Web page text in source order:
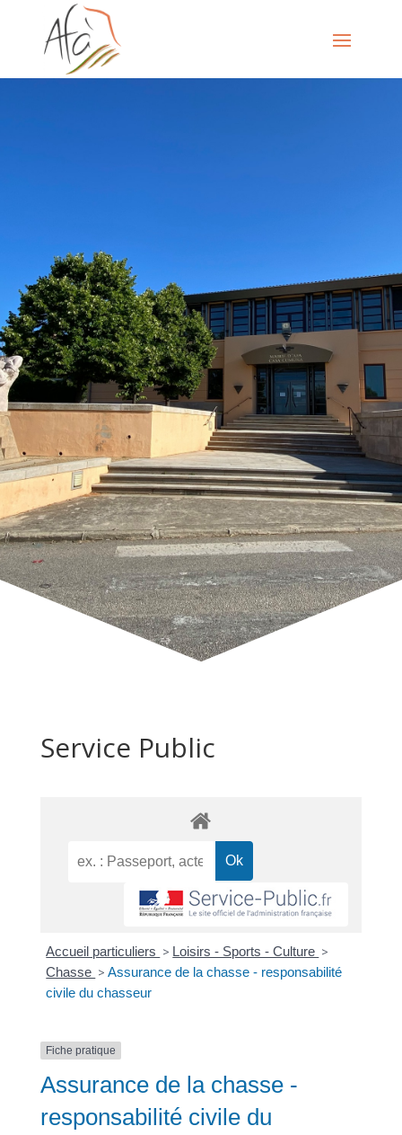
Service Public
Accueil particuliers > Loisirs - Sports - Culture >
Chasse > Assurance de la chasse - responsabilité
civile du chasseur
Fiche pratique
Assurance de la chasse -
responsabilité civile du